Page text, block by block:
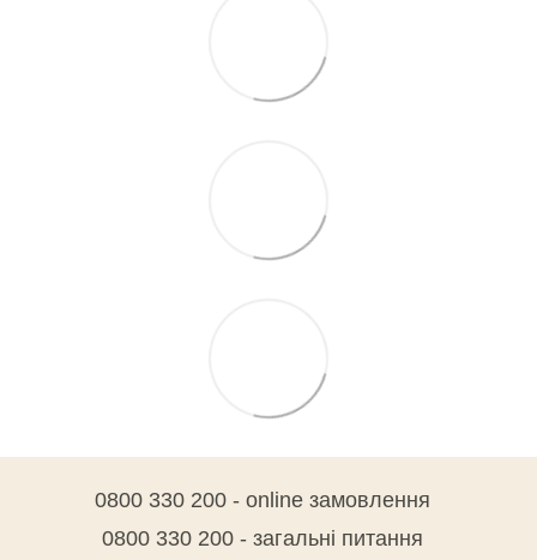
0800 330 200 - online замовлення
0800 330 200 - загальні питання